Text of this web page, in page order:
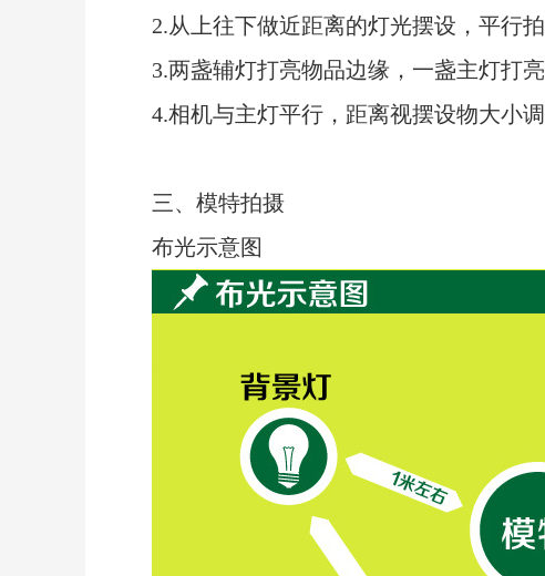
2.从上往下做近距离的灯光摆设，平行
3.两盏辅灯打亮物品边缘，一盏主灯打
4.相机与主灯平行，距离视摆设物大小
三、模特拍摄
布光示意图